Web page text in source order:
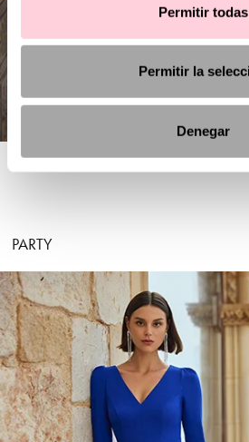
Permitir todas
Permitir la
Denegar
AIRE CHIC
PARTY